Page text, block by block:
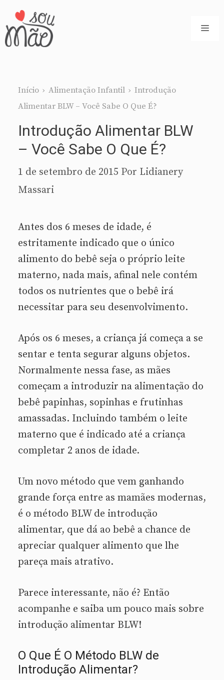
Pular
para
Início › Alimentação Infantil › Introdução
Alimentar BLW – Você Sabe O Que É?
Introdução Alimentar BLW
– Você Sabe O Que É?
1 de setembro de 2015 Por Lidianery
Massari
Antes dos 6 meses de idade, é
estritamente indicado que o único
alimento do bebê seja o próprio leite
materno, nada mais, afinal nele contém
todos os nutrientes que o bebê irá
necessitar para seu desenvolvimento.
Após os 6 meses, a criança já começa a se
sentar e tenta segurar alguns objetos.
Normalmente nessa fase, as mães
começam a introduzir na alimentação do
bebê papinhas, sopinhas e frutinhas
amassadas. Incluindo também o leite
materno que é indicado até a criança
completar 2 anos de idade.
Um novo método que vem ganhando
grande força entre as mamães modernas,
é o método BLW de introdução
alimentar, que dá ao bebê a chance de
apreciar qualquer alimento que lhe
pareça mais atrativo.
Parece interessante, não é? Então
acompanhe e saiba um pouco mais sobre
introdução alimentar BLW!
O Que É O Método BLW de
Introdução Alimentar?